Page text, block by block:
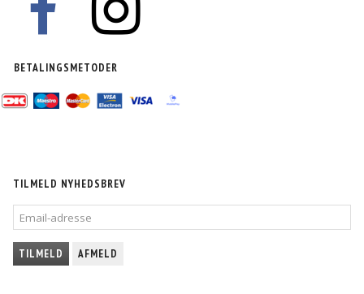
BETALINGSMETODER
TILMELD NYHEDSBREV
EMAIL-
ADRESSE
TILMELD AFMELD